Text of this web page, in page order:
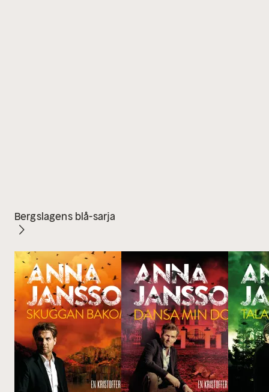
Bergslagens blå-sarja